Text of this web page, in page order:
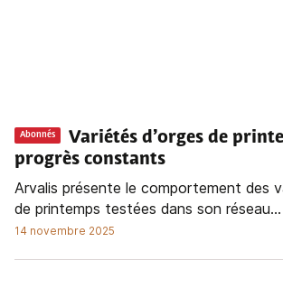
Abonnés
Variétés d’orges de
progrès constants
Arvalis présente le comportement des
de printemps testées dans son réseau...
14 novembre 2025